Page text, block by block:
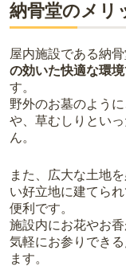
納骨堂のメリ
屋内施設である納骨
の効いた快適な環
す。
野外のお墓のよう
や、草むしりとい
ん。
また、広大な土地
い好立地に建てら
便利です。
施設内にお花やお
気軽にお参りでき
ます。